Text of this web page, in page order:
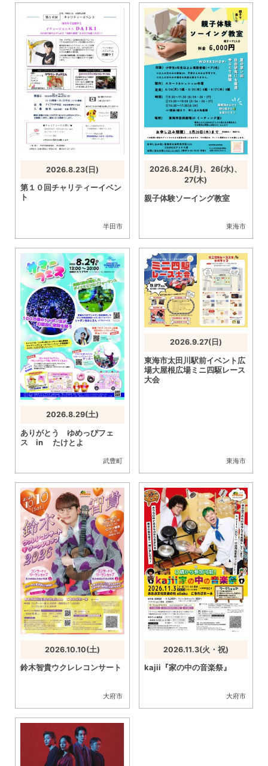
半田市
2026.8.23(日)
第１０回チャリティーイベン
ト
東海市
2026.8.24(月)、26(水)、
27(木)
親子体験ソーイング教室
武豊町
2026.8.29(土)
ありがとう ゆめっぴフェ
ス in たけとよ
東海市
2026.9.27(日)
東海市太田川駅前イベント広
場大屋根広場ミニ四駆レース
大会
大府市
2026.10.10(土)
鈴木智貴ウクレレコンサート
大府市
2026.11.3(火・祝)
kajii『家の中の音楽祭』